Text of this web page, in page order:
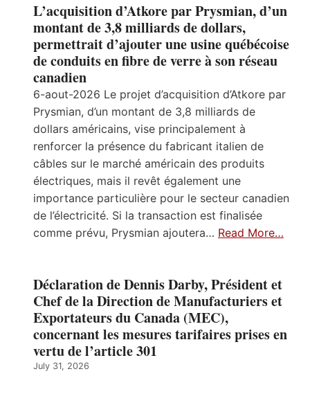
L’acquisition d’Atkore par Prysmian, d’un
montant de 3,8 milliards de dollars,
permettrait d’ajouter une usine québécoise
de conduits en fibre de verre à son réseau
canadien
6-aout-2026 Le projet d’acquisition d’Atkore par
Prysmian, d’un montant de 3,8 milliards de
dollars américains, vise principalement à
renforcer la présence du fabricant italien de
câbles sur le marché américain des produits
électriques, mais il revêt également une
importance particulière pour le secteur canadien
de l’électricité. Si la transaction est finalisée
comme prévu, Prysmian ajoutera… Read More…
Déclaration de Dennis Darby, Président et
Chef de la Direction de Manufacturiers et
Exportateurs du Canada (MEC),
concernant les mesures tarifaires prises en
vertu de l’article 301
July 31, 2026